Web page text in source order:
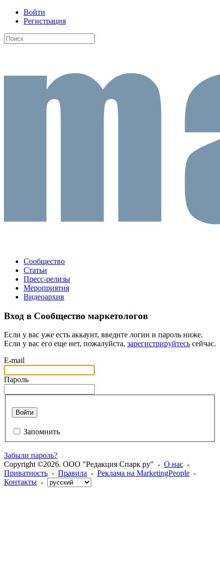
Войти
Регистрация
Сообщество
Статьи
Пресс-релизы
Мероприятия
Видеоархив
Вход в Сообщество маркетологов
Если у вас уже есть аккаунт, введите логин и пароль ниже.
Если у вас его еще нет, пожалуйста, зарегистрируйтесь сейчас.
E-mail
Пароль
Войти
Запомнить
Забыли пароль?
Copyright ©2026. ООО "Редакция Спарк ру" - О нас -
Приватность - Правила - Реклама на MarketingPeople -
Контакты -